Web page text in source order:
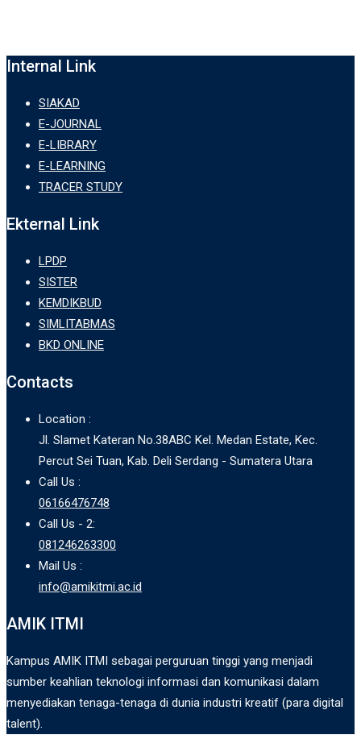
Internal Link
SIAKAD
E-JOURNAL
E-LIBRARY
E-LEARNING
TRACER STUDY
Ekternal Link
LPDP
SISTER
KEMDIKBUD
SIMLITABMAS
BKD ONLINE
Contacts
Location :
Jl. Slamet Kateran No.38ABC Kel. Medan Estate, Kec.
Percut Sei Tuan, Kab. Deli Serdang - Sumatera Utara
Call Us :
06166476748
Call Us - 2:
081246263300
Mail Us :
info@amikitmi.ac.id
AMIK ITMI
Kampus AMIK ITMI sebagai perguruan tinggi yang menjadi
sumber keahlian teknologi informasi dan komunikasi dalam
menyediakan tenaga-tenaga di dunia industri kreatif (para digital
talent).